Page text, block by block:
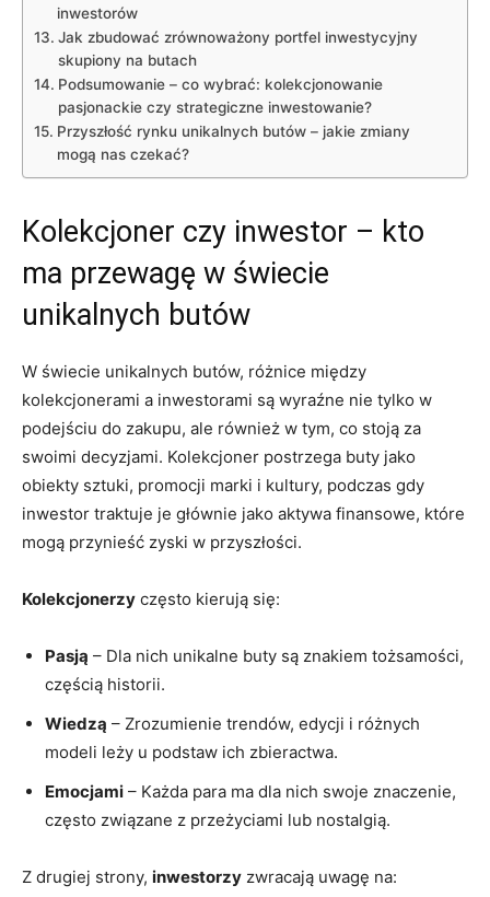
inwestorów
Jak zbudować zrównoważony portfel inwestycyjny
skupiony na butach
Podsumowanie – co wybrać: kolekcjonowanie
pasjonackie czy strategiczne inwestowanie?
Przyszłość rynku unikalnych butów – jakie zmiany
mogą nas czekać?
Kolekcjoner czy inwestor – kto
ma przewagę w świecie
unikalnych butów
W świecie unikalnych butów, różnice między
kolekcjonerami a inwestorami są wyraźne nie tylko w
podejściu do zakupu, ale również w tym, co stoją za
swoimi decyzjami. Kolekcjoner postrzega buty jako
obiekty sztuki, promocji marki i kultury, podczas gdy
inwestor traktuje je głównie jako aktywa finansowe, które
mogą przynieść zyski w przyszłości.
Kolekcjonerzy często kierują się:
Pasją – Dla nich unikalne buty są znakiem tożsamości,
częścią historii.
Wiedzą – Zrozumienie trendów, edycji i różnych
modeli leży u podstaw ich zbieractwa.
Emocjami – Każda para ma dla nich swoje znaczenie,
często związane z przeżyciami lub nostalgią.
Z drugiej strony, inwestorzy zwracają uwagę na: